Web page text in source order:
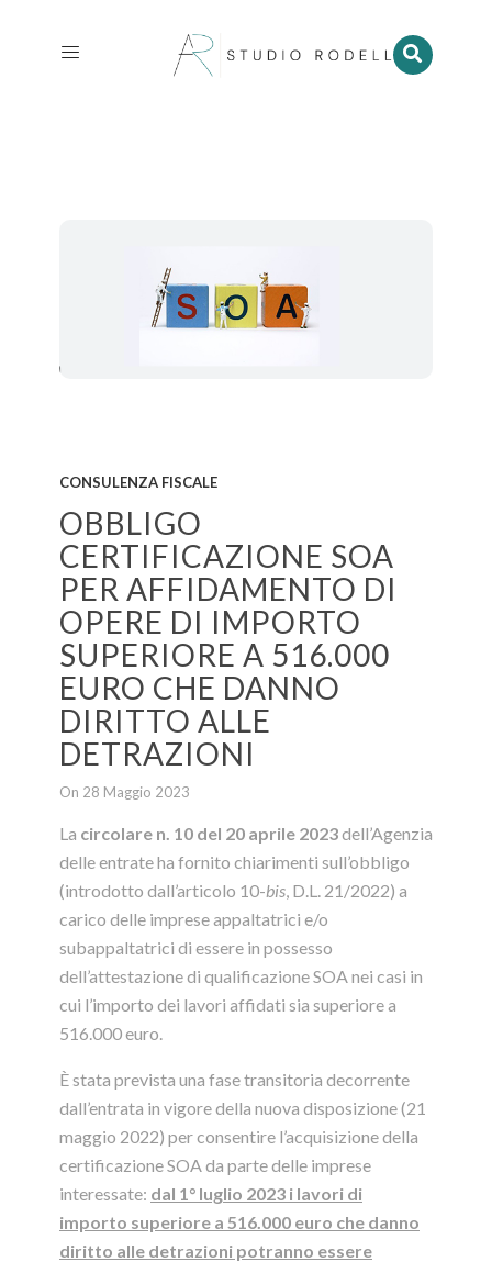
CONSULENZA FISCALE
OBBLIGO
CERTIFICAZIONE SOA
PER AFFIDAMENTO DI
OPERE DI IMPORTO
SUPERIORE A 516.000
EURO CHE DANNO
DIRITTO ALLE
DETRAZIONI
On 28 Maggio 2023
La circolare n. 10 del 20 aprile 2023dell’Agenzia
delle entrate ha fornito chiarimenti sull’obbligo
(introdotto dall’articolo 10-bis , D.L. 21/2022) a
carico delle imprese appaltatrici e/o
subappaltatrici di essere in possesso
dell’attestazione di qualificazione SOA nei casi in
cui l’importo dei lavori affidati sia superiore a
516.000 euro.
È stata prevista una fase transitoria decorrente
dall’entrata in vigore della nuova disposizione (21
maggio 2022) per consentire l’acquisizione della
certificazione SOA da parte delle imprese
interessate: dal 1° luglio 2023 i lavori di
importo superiore a 516.000 euro che danno
diritto alle detrazioni potranno essere